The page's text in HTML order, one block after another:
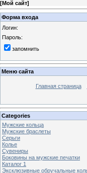
[Мой сайт]
Форма входа
Логин:
Пароль:
запомнить
Меню сайта
Главная страница
Categories
Мужские кольца
Мужские браслеты
Серьги
Колье
Сувениры
Боковины на мужские печатки
Каталог 1
Эксклюзивные обручальные